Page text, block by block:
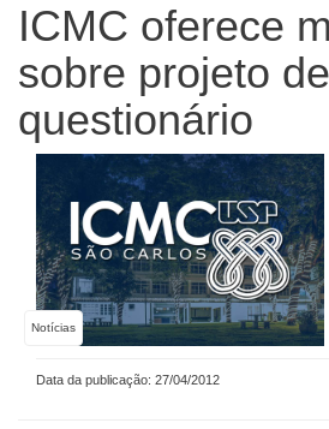
ICMC oferece
sobre projeto de
questionário
Notícias
Data da publicação: 27/04/2012